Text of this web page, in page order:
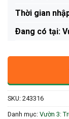
Thời gian
Ðang có tại:
SKU: 243316
Danh mục: Vườn 3: